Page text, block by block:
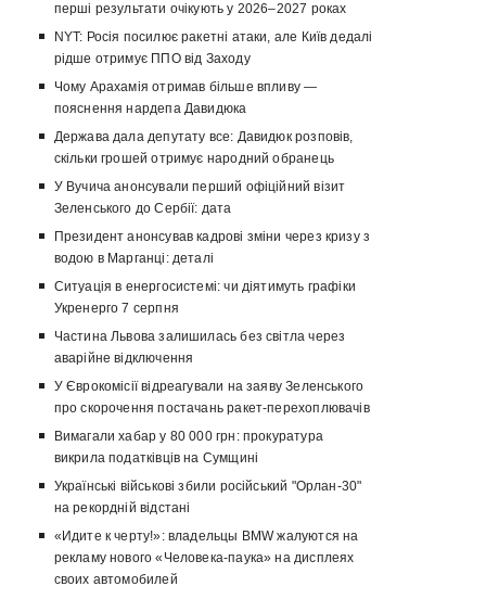
перші результати очікують у 2026–2027 роках
NYT: Росія посилює ракетні атаки, але Київ дедалі
рідше отримує ППО від Заходу
Чому Арахамія отримав більше впливу —
пояснення нардепа Давидюка
Держава дала депутату все: Давидюк розповів,
скільки грошей отримує народний обранець
У Вучича анонсували перший офіційний візит
Зеленського до Сербії: дата
Президент анонсував кадрові зміни через кризу з
водою в Марганці: деталі
Ситуація в енергосистемі: чи діятимуть графіки
Укренерго 7 серпня
Частина Львова залишилась без світла через
аварійне відключення
У Єврокомісії відреагували на заяву Зеленського
про скорочення постачань ракет-перехоплювачів
Вимагали хабар у 80 000 грн: прокуратура
викрила податківців на Сумщині
Українські військові збили російський "Орлан-30"
на рекордній відстані
«Идите к черту!»: владельцы BMW жалуются на
рекламу нового «Человека-паука» на дисплеях
своих автомобилей